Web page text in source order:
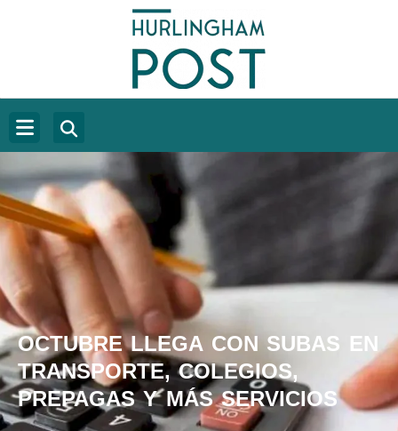
OCTUBRE LLEGA CON SUBAS EN
TRANSPORTE, COLEGIOS,
PREPAGAS Y MÁS SERVICIOS